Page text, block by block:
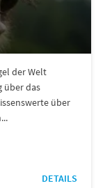
der Welt
über das
über
DETAILS